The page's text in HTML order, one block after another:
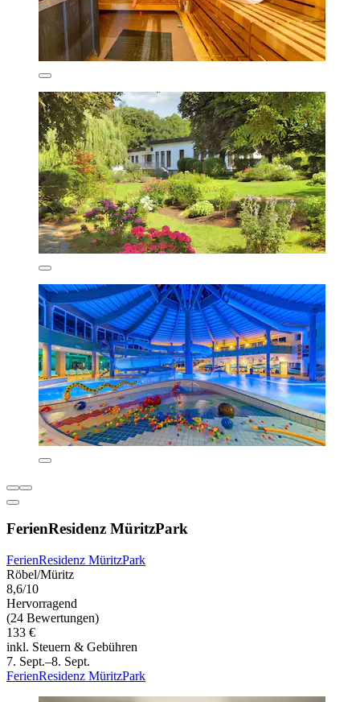
FerienResidenz MüritzPark
FerienResidenz MüritzPark
Röbel/Müritz
8,6/10
Hervorragend
(24 Bewertungen)
133 €
inkl. Steuern & Gebühren
7. Sept.–8. Sept.
FerienResidenz MüritzPark